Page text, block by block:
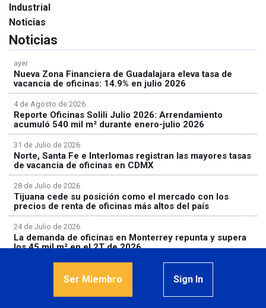
Industrial
Noticias
Noticias
ayer
Nueva Zona Financiera de Guadalajara eleva tasa de
vacancia de oficinas: 14.9% en julio 2026
4 de Agosto de 2026
Reporte Oficinas Solili Julio 2026: Arrendamiento
acumuló 540 mil m² durante enero-julio 2026
31 de Julio de 2026
Norte, Santa Fe e Interlomas registran las mayores tasas
de vacancia de oficinas en CDMX
28 de Julio de 2026
Tijuana cede su posición como el mercado con los
precios de renta de oficinas más altos del país
24 de Julio de 2026
La demanda de oficinas en Monterrey repunta y supera
los 45 mil m² en el 2T de 2026
Ser Miembro Sign In